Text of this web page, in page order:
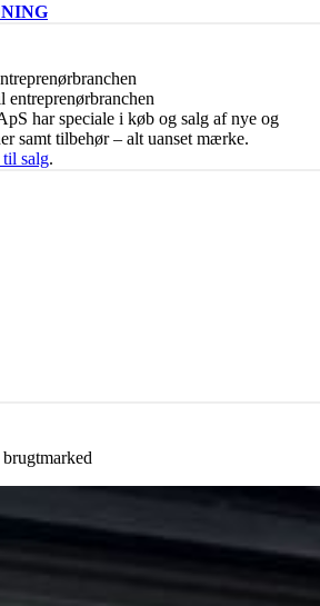
har speciale i køb og salg af nye og
samt tilbehør – alt uanset mærke.
til salg.